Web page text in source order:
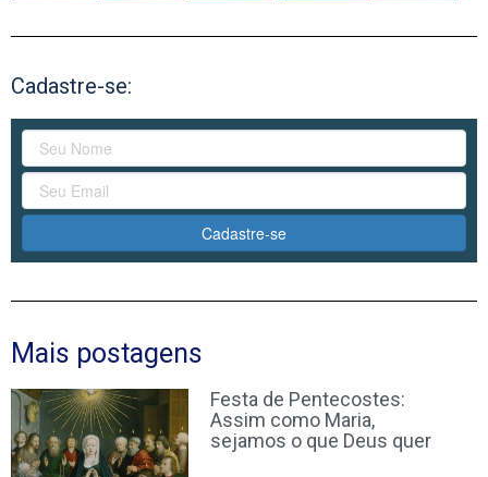
Cadastre-se:
Cadastre-se
Mais postagens
Festa de Pentecostes:
Assim como Maria,
sejamos o que Deus quer